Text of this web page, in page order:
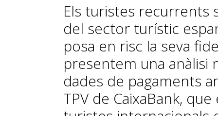
Els turistes recurrents
del sector turístic
posa en risc la seva
presentem una anàlisi
dades de pagaments
TPV de CaixaBank,